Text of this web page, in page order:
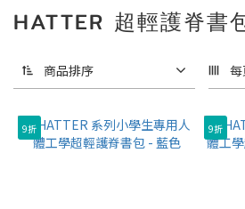
HATTER 超輕護脊書
商品排序
9折 9折